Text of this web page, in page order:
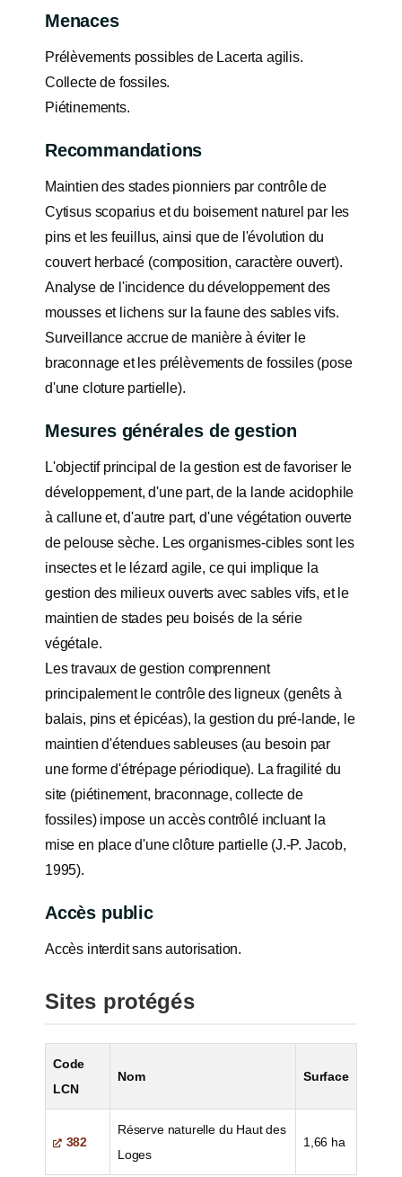
Menaces
Prélèvements possibles de Lacerta agilis.
Collecte de fossiles.
Piétinements.
Recommandations
Maintien des stades pionniers par contrôle de
Cytisus scoparius et du boisement naturel par les
pins et les feuillus, ainsi que de l'évolution du
couvert herbacé (composition, caractère ouvert).
Analyse de l'incidence du développement des
mousses et lichens sur la faune des sables vifs.
Surveillance accrue de manière à éviter le
braconnage et les prélèvements de fossiles (pose
d'une cloture partielle).
Mesures générales de gestion
L'objectif principal de la gestion est de favoriser le
développement, d'une part, de la lande acidophile
à callune et, d'autre part, d'une végétation ouverte
de pelouse sèche. Les organismes-cibles sont les
insectes et le lézard agile, ce qui implique la
gestion des milieux ouverts avec sables vifs, et le
maintien de stades peu boisés de la série
végétale.
Les travaux de gestion comprennent
principalement le contrôle des ligneux (genêts à
balais, pins et épicéas), la gestion du pré-lande, le
maintien d'étendues sableuses (au besoin par
une forme d'étrépage périodique). La fragilité du
site (piétinement, braconnage, collecte de
fossiles) impose un accès contrôlé incluant la
mise en place d'une clôture partielle (J.-P. Jacob,
1995).
Accès public
Accès interdit sans autorisation.
Sites protégés
Code
LCN
Nom Surface
382
Réserve naturelle du Haut des
Loges
1,66 ha